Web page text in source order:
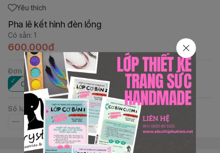
Yêu thích
Pha lê kết hình đèn lồng
Có sẵn: 1
600.000đ
Đơn vị :
Cái
Số lượng